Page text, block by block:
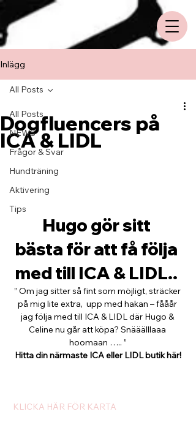
Inlägg
All Posts
NEWS
Frågor & Svar
Hundträning
Aktivering
Tips
All Posts
Dogfluencers på
ICA & LIDL
Hugo gör sitt
bästa för att få följa
med till ICA & LIDL..
” Om jag sitter så fint som möjligt, sträcker
på mig lite extra,  upp med hakan – fååår
jag följa med till ICA & LIDL där Hugo &
Celine nu går att köpa? Snääälllaaa
hoomaan ….. ”
Hitta din närmaste ICA eller LIDL butik här!
KLICKA HÄR FÖR KARTA